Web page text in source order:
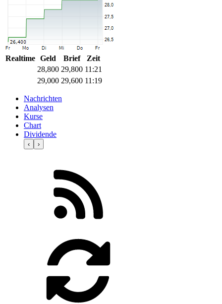
Realtime Geld Brief
Zeit
28,800 29,800 11:21
29,000 29,600 11:19
Nachrichten
Analysen
Kurse
Chart
Dividende
‹ ›